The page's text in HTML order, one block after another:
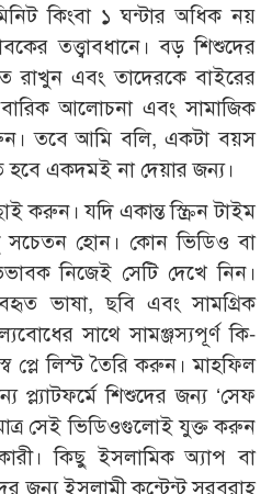
কিংবা ১ ঘন্টার অধিক নয়
তত্ত্বাবধানে। বড় শিশুদের
রাখুন এবং তাদেরকে বাইরের
আলোচনা এবং সামাজিক
তবে আমি বলি, একটা বয়স
হবে একদমই না দেয়ার জন্য।
করুন। যদি একান্ত স্ক্রিন টাইম
সচেতন হোন। কোন ভিডিও বা
নিজেই সেটি দেখে নিন।
ভাষা, ছবি এবং সামগ্রিক
সাথে সামঞ্জস্যপূর্ণ কি-
প্লে লিস্ট তৈরি করুন। মাহফিল
প্ল্যাটফর্মে শিশুদের জন্য ‘সেফ
সেই ভিডিওগুলোই যুক্ত করুন
কিছু ইসলামিক অ্যাপ বা
জন্য ইসলামী কন্টেন্ট সরবরাহ